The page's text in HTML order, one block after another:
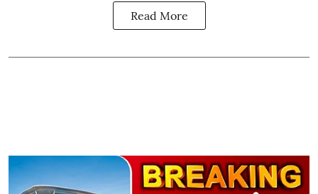
Read More